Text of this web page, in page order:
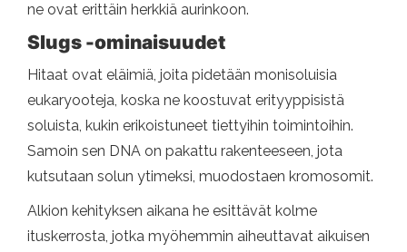
ne ovat erittäin herkkiä aurinkoon.
Slugs -ominaisuudet
Hitaat ovat eläimiä, joita pidetään monisoluisia
eukaryooteja, koska ne koostuvat erityyppisistä
soluista, kukin erikoistuneet tiettyihin toimintoihin.
Samoin sen DNA on pakattu rakenteeseen, jota
kutsutaan solun ytimeksi, muodostaen kromosomit.
Alkion kehityksen aikana he esittävät kolme
ituskerrosta, jotka myöhemmin aiheuttavat aikuisen